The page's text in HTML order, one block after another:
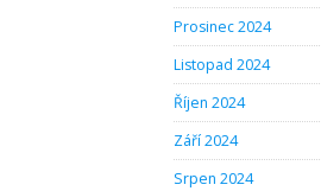
Prosinec 2024
Listopad 2024
Říjen 2024
Září 2024
Srpen 2024